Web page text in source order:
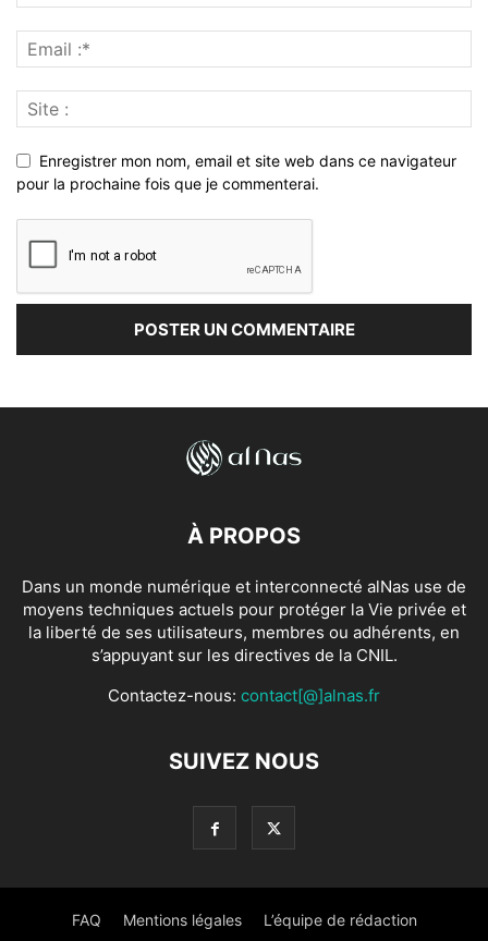
Enregistrer mon nom, email et site web dans ce navigateur
pour la prochaine fois que je commenterai.
À PROPOS
Dans un monde numérique et interconnecté alNas use de
moyens techniques actuels pour protéger la Vie privée et
la liberté de ses utilisateurs, membres ou adhérents, en
s’appuyant sur les directives de la CNIL.
Contactez-nous: contact[@]alnas.fr
SUIVEZ NOUS
FAQ Mentions légales L’équipe de rédaction